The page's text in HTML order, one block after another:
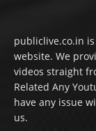
publiclive.co.in
website. We
videos straight
Related Any
have any issue
us.